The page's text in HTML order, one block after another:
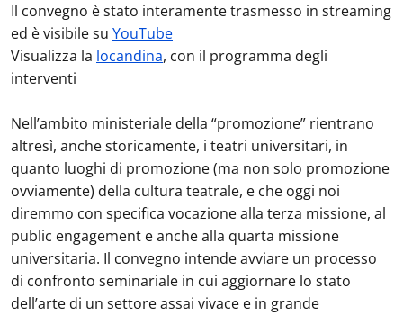
Il convegno è stato interamente trasmesso in streaming
ed è visibile su YouTube
Visualizza la locandina, con il programma degli
interventi
Nell’ambito ministeriale della “promozione” rientrano
altresì, anche storicamente, i teatri universitari, in
quanto luoghi di promozione (ma non solo promozione
ovviamente) della cultura teatrale, e che oggi noi
diremmo con specifica vocazione alla terza missione, al
public engagement e anche alla quarta missione
universitaria. Il convegno intende avviare un processo
di confronto seminariale in cui aggiornare lo stato
dell’arte di un settore assai vivace e in grande